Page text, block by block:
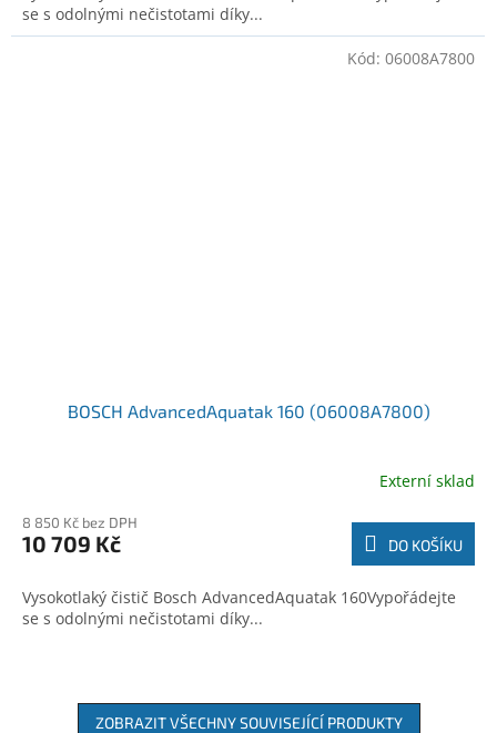
se s odolnými nečistotami díky...
BOSCH AdvancedAquatak 160 (06008A7800)
Externí sklad
8 850 Kč bez DPH
10 709 Kč DO KOŠÍKU
Vysokotlaký čistič Bosch AdvancedAquatak 160Vypořádejte
se s odolnými nečistotami díky...
Kód: 06008A7800
ZOBRAZIT VŠECHNY SOUVISEJÍCÍ PRODUKTY